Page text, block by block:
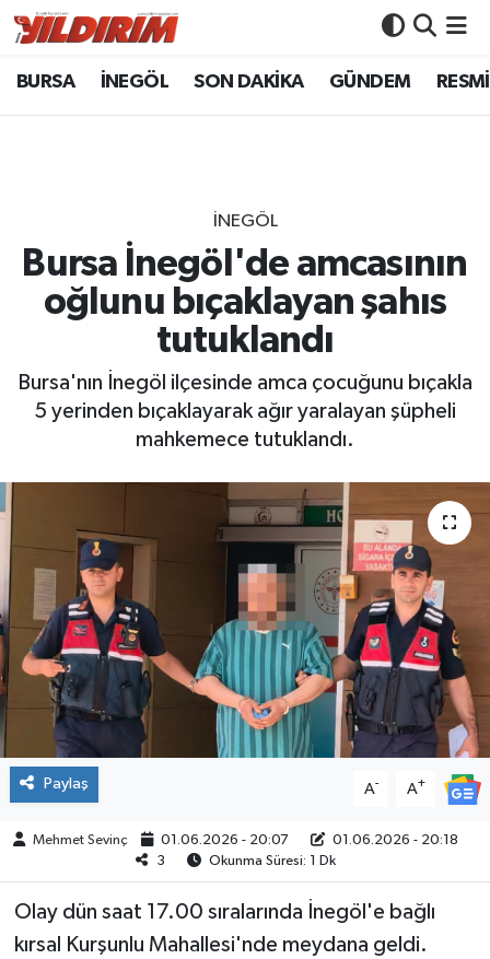
BURSA İNEGÖL SON DAKİKA GÜNDEM
İNEGÖL
Bursa İnegöl'de amcasının
oğlunu bıçaklayan şahıs
tutuklandı
Bursa'nın İnegöl ilçesinde amca çocuğunu bıçakla
5 yerinden bıçaklayarak ağır yaralayan şüpheli
mahkemece tutuklandı.
Paylaş A- A+
Mehmet Sevinç 01.06.2026 - 20:07
01.06.2026 - 20:18
3
Okunma Süresi: 1 Dk
Olay dün saat 17.00 sıralarında İnegöl'e bağlı
kırsal Kurşunlu Mahallesi'nde meydana geldi.
BURSA
GÜNDEM
RESMİ İLANLAR
SİYASET
SPOR
Bursa Nöbetçi Eczaneler
Bursa Trafik Yoğunluk Haritası
Süper Lig Puan Durumu ve Fikstür
Son Dakika Haberleri